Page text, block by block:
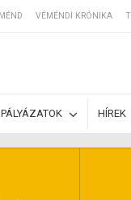
VÉMÉNDI KRÓNIKA
PÁLYÁZATOK HÍREK